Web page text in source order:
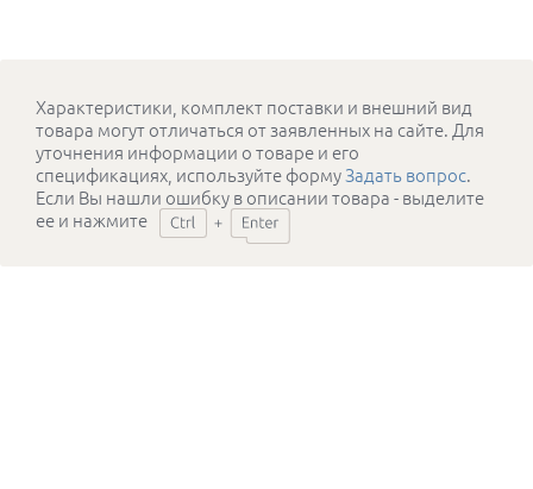
Характеристики, комплект поставки и внешний вид
товара могут отличаться от заявленных на сайте. Для
уточнения информации о товаре и его
спецификациях, используйте формуЗадать вопрос.
Если Вы нашли ошибку в описании товара - выделите
ее и нажмите